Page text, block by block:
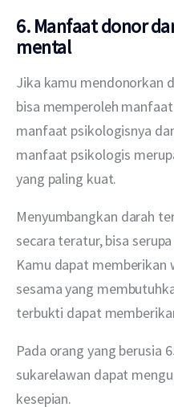
6. Manfaat donor
mental
Jika kamu mendonorkan
bisa memperoleh
manfaat psikologisnya
manfaat psikologis
yang paling kuat.
Menyumbangkan darah
secara teratur, bisa
Kamu dapat
sesama yang
terbukti dapat
Pada orang yang berusia
sukarelawan dapat
kesepian.